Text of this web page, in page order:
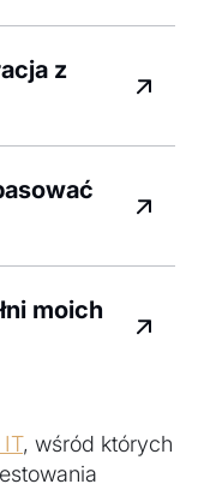
z
moich
, wśród których